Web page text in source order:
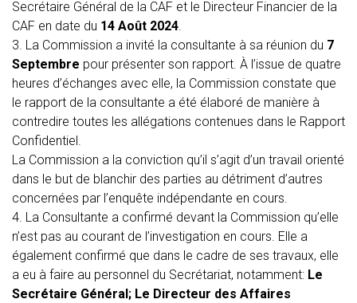
Secrétaire Général de la CAF et le Directeur Financier de la
CAF en date du 14 Août 2024.
3. La Commission a invité la consultante à sa réunion du 7
Septembre pour présenter son rapport. À l’issue de quatre
heures d’échanges avec elle, la Commission constate que
le rapport de la consultante a été élaboré de manière à
contredire toutes les allégations contenues dans le Rapport
Confidentiel.
La Commission a la conviction qu’il s’agit d’un travail orienté
dans le but de blanchir des parties au détriment d’autres
concernées par l’enquête indépendante en cours.
4. La Consultante a confirmé devant la Commission qu’elle
n’est pas au courant de l’investigation en cours. Elle a
également confirmé que dans le cadre de ses travaux, elle
a eu à faire au personnel du Secrétariat, notamment: Le
Secrétaire Général; Le Directeur des Affaires